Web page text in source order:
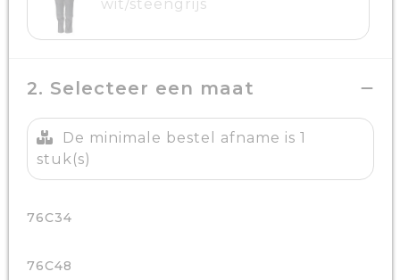
wit/steengrijs
2. Selecteer een maat
De minimale bestel afname is 1
stuk(s)
76C34
76C48